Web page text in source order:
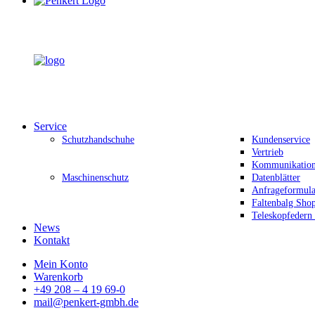
Service
Schutzhandschuhe
Kundenservice
Vertrieb
Maschinenschutz
Datenblätter
Faltenbalg
Teleskopfedern
News
Kontakt
Mein Konto
Warenkorb
+49 208 – 4 19 69-0
mail@penkert-gmbh.de